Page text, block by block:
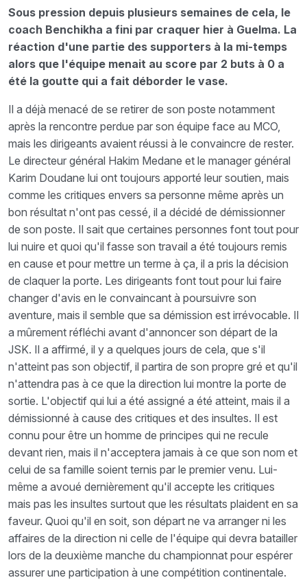
Sous pression depuis plusieurs semaines de cela, le
coach Benchikha a fini par craquer hier à Guelma. La
réaction d'une partie des supporters à la mi-temps
alors que l'équipe menait au score par 2 buts à 0 a
été la goutte qui a fait déborder le vase.
Il a déjà menacé de se retirer de son poste notamment
après la rencontre perdue par son équipe face au MCO,
mais les dirigeants avaient réussi à le convaincre de rester.
Le directeur général Hakim Medane et le manager général
Karim Doudane lui ont toujours apporté leur soutien, mais
comme les critiques envers sa personne même après un
bon résultat n'ont pas cessé, il a décidé de démissionner
de son poste. Il sait que certaines personnes font tout pour
lui nuire et quoi qu'il fasse son travail a été toujours remis
en cause et pour mettre un terme à ça, il a pris la décision
de claquer la porte. Les dirigeants font tout pour lui faire
changer d'avis en le convaincant à poursuivre son
aventure, mais il semble que sa démission est irrévocable. Il
a mûrement réfléchi avant d'annoncer son départ de la
JSK. Il a affirmé, il y a quelques jours de cela, que s'il
n'atteint pas son objectif, il partira de son propre gré et qu'il
n'attendra pas à ce que la direction lui montre la porte de
sortie. L'objectif qui lui a été assigné a été atteint, mais il a
démissionné à cause des critiques et des insultes. Il est
connu pour être un homme de principes qui ne recule
devant rien, mais il n'acceptera jamais à ce que son nom et
celui de sa famille soient ternis par le premier venu. Lui-
même a avoué dernièrement qu'il accepte les critiques
mais pas les insultes surtout que les résultats plaident en sa
faveur. Quoi qu'il en soit, son départ ne va arranger ni les
affaires de la direction ni celle de l'équipe qui devra batailler
lors de la deuxième manche du championnat pour espérer
assurer une participation à une compétition continentale.